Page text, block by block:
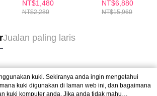
/
菌絲膠囊10日份(30入/
盒)｜護肝 增強體力 提
NT$1,480
NT$2,280
菌絲膠囊70日份
盒x7)｜護肝 增
NT$6,880
NT$15,960
Jualan paling laris
kuki. Sekiranya anda ingin mengetahui
kuki digunakan di laman web ini, dan bagaimana
kuki komputer anda. Jika anda tidak mahu